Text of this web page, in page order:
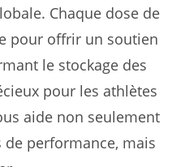
Chaque dose de
pour offrir un soutien
le stockage des
pour les athlètes
aide non seulement
performance, mais